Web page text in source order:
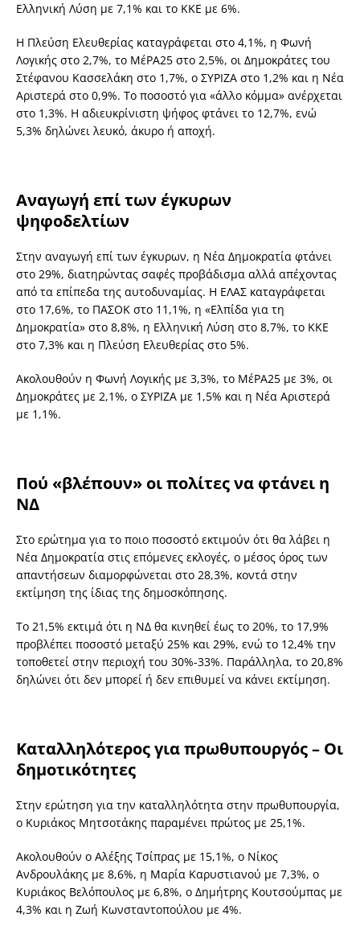
Ελληνική Λύση με 7,1% και το ΚΚΕ με 6%.
Η Πλεύση Ελευθερίας καταγράφεται στο 4,1%, η Φωνή
Λογικής στο 2,7%, το ΜέΡΑ25 στο 2,5%, οι Δημοκράτες του
Στέφανου Κασσελάκη στο 1,7%, ο ΣΥΡΙΖΑ στο 1,2% και η Νέα
Αριστερά στο 0,9%. Το ποσοστό για «άλλο κόμμα» ανέρχεται
στο 1,3%. Η αδιευκρίνιστη ψήφος φτάνει το 12,7%, ενώ
5,3% δηλώνει λευκό, άκυρο ή αποχή.
Αναγωγή επί των έγκυρων
ψηφοδελτίων
Στην αναγωγή επί των έγκυρων, η Νέα Δημοκρατία φτάνει
στο 29%, διατηρώντας σαφές προβάδισμα αλλά απέχοντας
από τα επίπεδα της αυτοδυναμίας. Η ΕΛΑΣ καταγράφεται
στο 17,6%, το ΠΑΣΟΚ στο 11,1%, η «Ελπίδα για τη
Δημοκρατία» στο 8,8%, η Ελληνική Λύση στο 8,7%, το ΚΚΕ
στο 7,3% και η Πλεύση Ελευθερίας στο 5%.
Ακολουθούν η Φωνή Λογικής με 3,3%, το ΜέΡΑ25 με 3%, οι
Δημοκράτες με 2,1%, ο ΣΥΡΙΖΑ με 1,5% και η Νέα Αριστερά
με 1,1%.
Πού «βλέπουν» οι πολίτες να φτάνει η
ΝΔ
Στο ερώτημα για το ποιο ποσοστό εκτιμούν ότι θα λάβει η
Νέα Δημοκρατία στις επόμενες εκλογές, ο μέσος όρος των
απαντήσεων διαμορφώνεται στο 28,3%, κοντά στην
εκτίμηση της ίδιας της δημοσκόπησης.
Το 21,5% εκτιμά ότι η ΝΔ θα κινηθεί έως το 20%, το 17,9%
προβλέπει ποσοστό μεταξύ 25% και 29%, ενώ το 12,4% την
τοποθετεί στην περιοχή του 30%-33%. Παράλληλα, το 20,8%
δηλώνει ότι δεν μπορεί ή δεν επιθυμεί να κάνει εκτίμηση.
Καταλληλότερος για πρωθυπουργός – Οι
δημοτικότητες
Στην ερώτηση για την καταλληλότητα στην πρωθυπουργία,
ο Κυριάκος Μητσοτάκης παραμένει πρώτος με 25,1%.
Ακολουθούν ο Αλέξης Τσίπρας με 15,1%, ο Νίκος
Ανδρουλάκης με 8,6%, η Μαρία Καρυστιανού με 7,3%, ο
Κυριάκος Βελόπουλος με 6,8%, ο Δημήτρης Κουτσούμπας με
4,3% και η Ζωή Κωνσταντοπούλου με 4%.